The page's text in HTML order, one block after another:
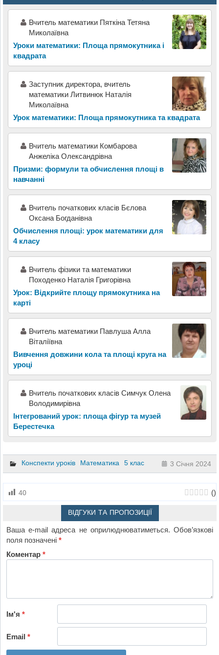
Вчитель математики Пяткіна Тетяна
Миколаївна
Уроки математики: Площа прямокутника і
квадрата
Заступник директора, вчитель
математики Литвинюк Наталія
Миколаївна
Урок математики: Площа прямокутника та квадрата
Вчитель математики Комбарова
Анжеліка Олександрівна
Призми: формули та обчислення площі в
навчанні
Вчитель початкових класів Бєлова
Оксана Богданівна
Обчислення площі: урок математики для
4 класу
Вчитель фізики та математики
Походенко Наталія Григорівна
Урок: Відкрийте площу прямокутника на
карті
Вчитель математики Павлуша Алла
Віталіївна
Вивчення довжини кола та площі круга на
уроці
Вчитель початкових класів Симчук Олена
Володимирівна
Інтегрований урок: площа фігур та музей
Берестечка
Конспекти уроків Математика 5 клас 3 Січня 2024
40 ()
ВІДГУКИ ТА ПРОПОЗИЦІЇ
Ваша e-mail адреса не оприлюднюватиметься. Обов’язкові
поля позначені*
Коментар*
Ім'я*
Email*